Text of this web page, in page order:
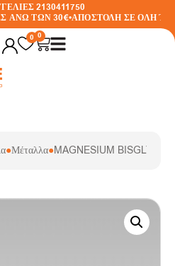
2130411750
ΤΩΝ 30€•ΑΠΟΣΤΟΛΗ ΣΕ ΟΛΗ ΤΗΝ
0 0
●Μέταλλα●MAGNESIUM